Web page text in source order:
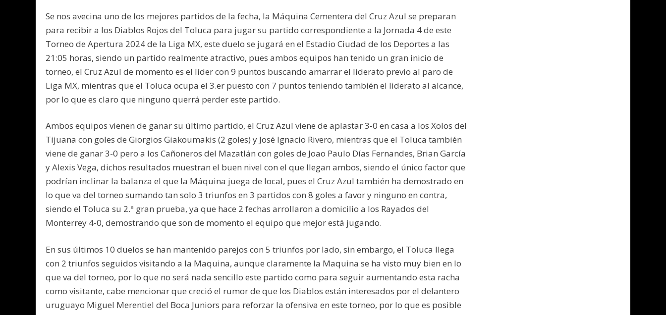
Se nos avecina uno de los mejores partidos de la fecha, la Máquina Cementera del Cruz Azul se preparan
para recibir a los Diablos Rojos del Toluca para jugar su partido correspondiente a la Jornada 4 de este
Torneo de Apertura 2024 de la Liga MX, este duelo se jugará en el Estadio Ciudad de los Deportes a las
21:05 horas, siendo un partido realmente atractivo, pues ambos equipos han tenido un gran inicio de
torneo, el Cruz Azul de momento es el líder con 9 puntos buscando amarrar el liderato previo al paro de
Liga MX, mientras que el Toluca ocupa el 3.er puesto con 7 puntos teniendo también el liderato al alcance,
por lo que es claro que ninguno querrá perder este partido.
Ambos equipos vienen de ganar su último partido, el Cruz Azul viene de aplastar 3-0 en casa a los Xolos del
Tijuana con goles de Giorgios Giakoumakis (2 goles) y José Ignacio Rivero, mientras que el Toluca también
viene de ganar 3-0 pero a los Cañoneros del Mazatlán con goles de Joao Paulo Días Fernandes, Brian García
y Alexis Vega, dichos resultados muestran el buen nivel con el que llegan ambos, siendo el único factor que
podrían inclinar la balanza el que la Máquina juega de local, pues el Cruz Azul también ha demostrado en
lo que va del torneo sumando tan solo 3 triunfos en 3 partidos con 8 goles a favor y ninguno en contra,
siendo el Toluca su 2.ª gran prueba, ya que hace 2 fechas arrollaron a domicilio a los Rayados del
Monterrey 4-0, demostrando que son de momento el equipo que mejor está jugando.
En sus últimos 10 duelos se han mantenido parejos con 5 triunfos por lado, sin embargo, el Toluca llega
con 2 triunfos seguidos visitando a la Maquina, aunque claramente la Maquina se ha visto muy bien en lo
que va del torneo, por lo que no será nada sencillo este partido como para seguir aumentando esta racha
como visitante, cabe mencionar que creció el rumor de que los Diablos están interesados por el delantero
uruguayo Miguel Merentiel del Boca Juniors para reforzar la ofensiva en este torneo, por lo que es posible